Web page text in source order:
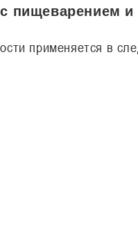
пищеварением и
применяется в